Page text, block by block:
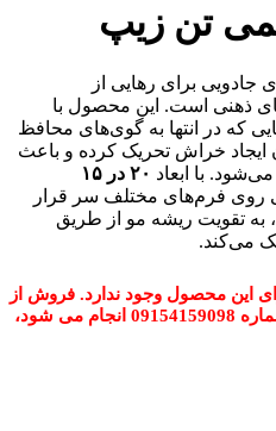
تن زیپ
جادویی برای رهایی از
ذهنی است. این محصول با
که در انتها به گوی‌های محافظ
خراش تحریک کرده و باعث
با ابعاد
۲۰ در ۱۵
روی فرم‌های مختلف سر قرار
به تقویت ریشه مو از طریق
می‌کند.
این محصول وجود ندارد. فروش از
طریق ایتا، واتساپ و یا تماس با شماره 09154159098 انجام می شود،